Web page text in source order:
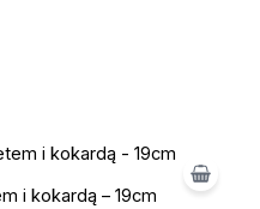
i kokardą – 19cm